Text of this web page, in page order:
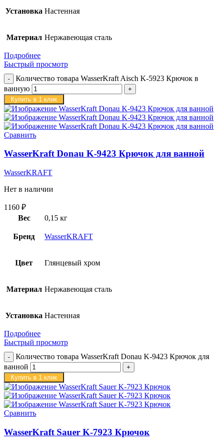
Установка Настенная
Материал Нержавеющая сталь
Подробнее
Быстрый просмотр
Количество товара WasserKraft Aisch K-5923 Крючок в
ванную
Купить в 1 клик
Сравнить
WasserKraft Donau K-9423 Крючок для ванной
WasserKRAFT
Нет в наличии
1160 ₽
Вес
0,15 кг
Бренд WasserKRAFT
Цвет Глянцевый хром
Материал Нержавеющая сталь
Установка Настенная
Подробнее
Быстрый просмотр
Количество товара WasserKraft Donau K-9423 Крючок для
ванной
Купить в 1 клик
Сравнить
WasserKraft Sauer K-7923 Крючок